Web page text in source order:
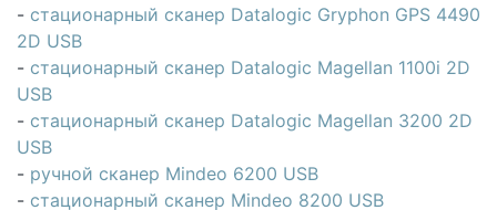
- стационарный сканер Datalogic Gryphon GPS 4490
2D USB
- стационарный сканер Datalogic Magellan 1100i 2D
USB
- стационарный сканер Datalogic Magellan 3200 2D
USB
- ручной сканер Mindeo 6200 USB
- стационарный сканер Mindeo 8200 USB